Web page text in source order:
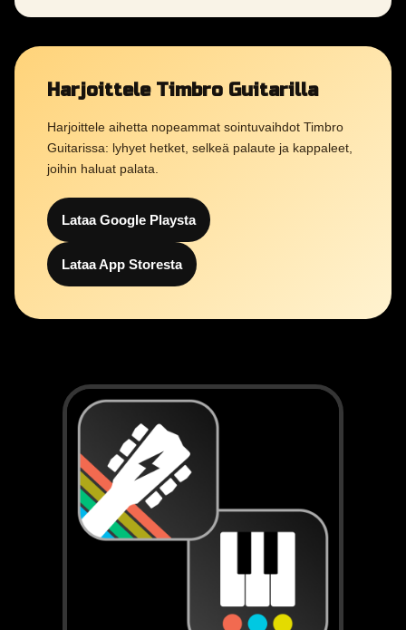
Harjoittele Timbro Guitarilla
Harjoittele aihetta nopeammat sointuvaihdot Timbro
Guitarissa: lyhyet hetket, selkeä palaute ja kappaleet,
joihin haluat palata.
Lataa Google Playsta
Lataa App Storesta